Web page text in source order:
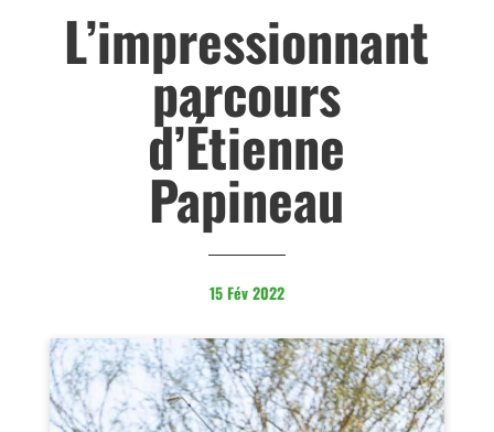
L’impressionnant
parcours
d’Étienne
Papineau
15 Fév 2022